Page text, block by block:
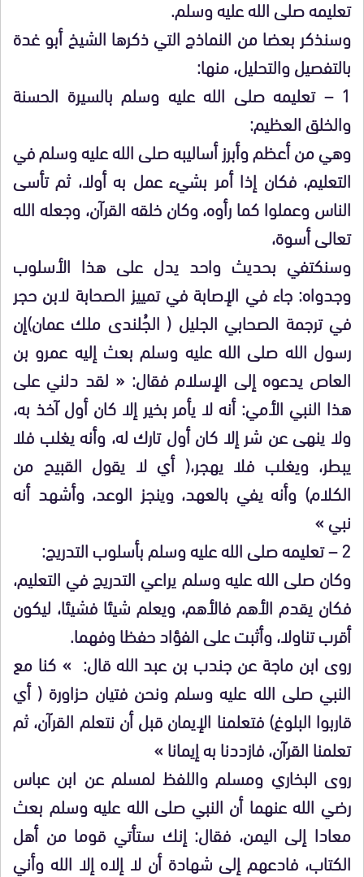
تعليمه صلى الله عليه وسلم.
وسنذكر بعضا من النماذج التي ذكرها الشيخ أبو غدة
بالتفصيل والتحليل، منها:
1 – تعليمه صلى الله عليه وسلم بالسيرة الحسنة
والخلق العظيم:
وهي من أعظم وأبرز أساليبه صلى الله عليه وسلم في
التعليم، فكان إذا أمر بشيء عمل به أولا، ثم تأسى
الناس وعملوا كما رأوه، وكان خلقه القرآن، وجعله الله
تعالى أسوة،
وسنكتفي بحديث واحد يدل على هذا الأسلوب
وجدواه: جاء في الإصابة في تمييز الصحابة لابن حجر
في ترجمة الصحابي الجليل ( الجُلندى ملك عمان)إن
رسول الله صلى الله عليه وسلم بعث إليه عمرو بن
العاص يدعوه إلى الإسلام فقال: « لقد دلني على
هذا النبي الأمي: أنه لا يأمر بخير إلا كان أول آخذ به،
ولا ينهى عن شر إلا كان أول تارك له، وأنه يغلب فلا
يبطر، ويغلب فلا يهجر،( أي لا يقول القبيح من
الكلام) وأنه يفي بالعهد، وينجز الوعد، وأشهد أنه
نبي »
2 – تعليمه صلى الله عليه وسلم بأسلوب التدريج:
وكان صلى الله عليه وسلم يراعي التدريج في التعليم،
فكان يقدم الأهم فالأهم، ويعلم شيئا فشيئا، ليكون
أقرب تناولا، وأثبت على الفؤاد حفظا وفهما.
روى ابن ماجة عن جندب بن عبد الله قال: » كنا مع
النبي صلى الله عليه وسلم ونحن فتيان حزاورة ( أي
قاربوا البلوغ) فتعلمنا الإيمان قبل أن نتعلم القرآن، ثم
تعلمنا القرآن، فازددنا به إيمانا »
روى البخاري ومسلم واللفظ لمسلم عن ابن عباس
رضي الله عنهما أن النبي صلى الله عليه وسلم بعث
معادا إلى اليمن، فقال: إنك ستأتي قوما من أهل
الكتاب، فادعهم إلى شهادة أن لا إلاه إلا الله وأني